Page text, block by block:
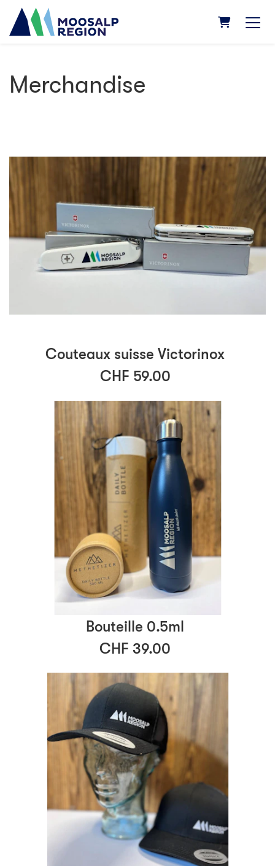
PANIER
Merchandise
Couteaux suisse Victorinox
CHF 59.00
Bouteille 0.5ml
CHF 39.00